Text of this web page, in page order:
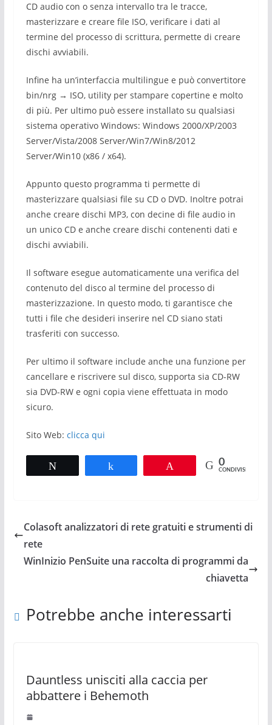
CD audio con o senza intervallo tra le tracce,
masterizzare e creare file ISO, verificare i dati al
termine del processo di scrittura, permette di creare
dischi avviabili.
Infine ha un’interfaccia multilingue e può convertitore
bin/nrg → ISO, utility per stampare copertine e molto
di più. Per ultimo può essere installato su qualsiasi
sistema operativo Windows: Windows 2000/XP/2003
Server/Vista/2008 Server/Win7/Win8/2012
Server/Win10 (x86 / x64).
Appunto questo programma ti permette di
masterizzare qualsiasi file su CD o DVD. Inoltre potrai
anche creare dischi MP3, con decine di file audio in
un unico CD e anche creare dischi contenenti dati e
dischi avviabili.
Il software esegue automaticamente una verifica del
contenuto del disco al termine del processo di
masterizzazione. In questo modo, ti garantisce che
tutti i file che desideri inserire nel CD siano stati
trasferiti con successo.
Per ultimo il software include anche una funzione per
cancellare e riscrivere sul disco, supporta sia CD-RW
sia DVD-RW e ogni copia viene effettuata in modo
sicuro.
Sito Web: clicca qui
0
CONDIVISIONI
Colasoft analizzatori di rete gratuiti e strumenti di
rete
WinInizio PenSuite una raccolta di programmi da
chiavetta
Potrebbe anche interessarti
Dauntless unisciti alla caccia per
abbattere i Behemoth